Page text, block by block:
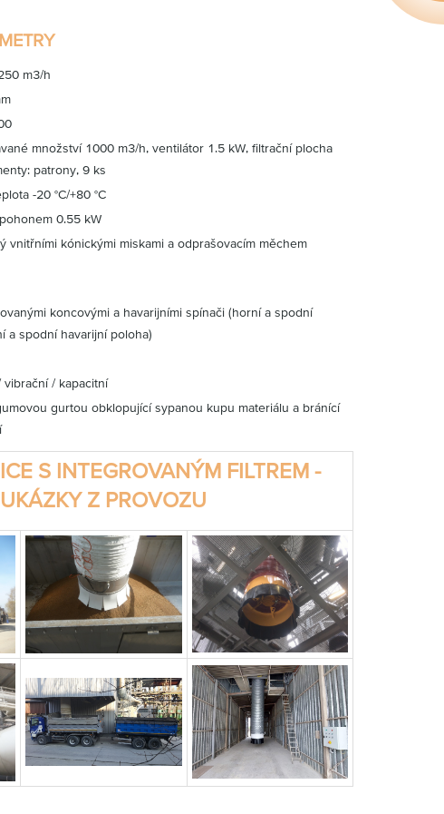
m3/h
množství 1000 m3/h, ventilátor 1.5 kW, filtrační plocha
patrony, 9 ks
-20 °C/+80 °C
0.55 kW
vnitřními kónickými miskami a odprašovacím měchem
koncovými a havarijními spínači (horní a spodní
a spodní havarijní poloha)
/ kapacitní
gurtou obklopující sypanou kupu materiálu a bránící
S INTEGROVANÝM FILTREM -
UKÁZKY Z PROVOZU